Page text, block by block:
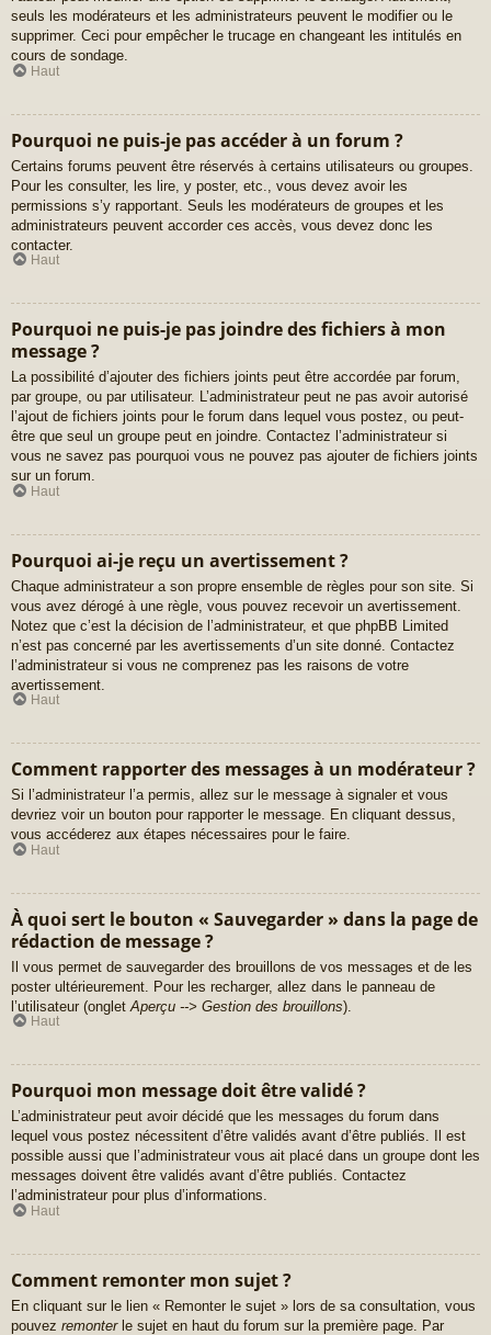
seuls les modérateurs et les administrateurs peuvent le modifier ou le
supprimer. Ceci pour empêcher le trucage en changeant les intitulés en
cours de sondage.
Haut
Pourquoi ne puis-je pas accéder à un forum ?
Certains forums peuvent être réservés à certains utilisateurs ou groupes.
Pour les consulter, les lire, y poster, etc., vous devez avoir les
permissions s’y rapportant. Seuls les modérateurs de groupes et les
administrateurs peuvent accorder ces accès, vous devez donc les
contacter.
Haut
Pourquoi ne puis-je pas joindre des fichiers à mon
message ?
La possibilité d’ajouter des fichiers joints peut être accordée par forum,
par groupe, ou par utilisateur. L’administrateur peut ne pas avoir autorisé
l’ajout de fichiers joints pour le forum dans lequel vous postez, ou peut-
être que seul un groupe peut en joindre. Contactez l’administrateur si
vous ne savez pas pourquoi vous ne pouvez pas ajouter de fichiers joints
sur un forum.
Haut
Pourquoi ai-je reçu un avertissement ?
Chaque administrateur a son propre ensemble de règles pour son site. Si
vous avez dérogé à une règle, vous pouvez recevoir un avertissement.
Notez que c’est la décision de l’administrateur, et que phpBB Limited
n’est pas concerné par les avertissements d’un site donné. Contactez
l’administrateur si vous ne comprenez pas les raisons de votre
avertissement.
Haut
Comment rapporter des messages à un modérateur ?
Si l’administrateur l’a permis, allez sur le message à signaler et vous
devriez voir un bouton pour rapporter le message. En cliquant dessus,
vous accéderez aux étapes nécessaires pour le faire.
Haut
À quoi sert le bouton « Sauvegarder » dans la page de
rédaction de message ?
Il vous permet de sauvegarder des brouillons de vos messages et de les
poster ultérieurement. Pour les recharger, allez dans le panneau de
l’utilisateur (onglet Aperçu --> Gestion des brouillons).
Haut
Pourquoi mon message doit être validé ?
L’administrateur peut avoir décidé que les messages du forum dans
lequel vous postez nécessitent d’être validés avant d’être publiés. Il est
possible aussi que l’administrateur vous ait placé dans un groupe dont les
messages doivent être validés avant d’être publiés. Contactez
l’administrateur pour plus d’informations.
Haut
Comment remonter mon sujet ?
En cliquant sur le lien « Remonter le sujet » lors de sa consultation, vous
pouvez remonterle sujet en haut du forum sur la première page. Par